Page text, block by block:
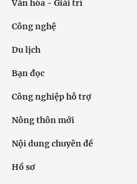
Văn hóa - Giải trí
Công nghệ
Du lịch
Bạn đọc
Công nghiệp hỗ trợ
Nông thôn mới
Nội dung chuyên đề
Hồ sơ